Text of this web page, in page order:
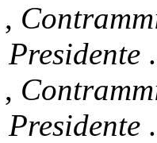
,
Presidente
,
Presidente